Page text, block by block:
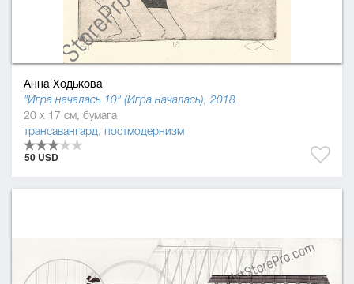
Анна Ходькова
"Игра началась 10" (Игра началась), 2018
20 x 17 см, бумага
трансавангард, постмодернизм
50 USD